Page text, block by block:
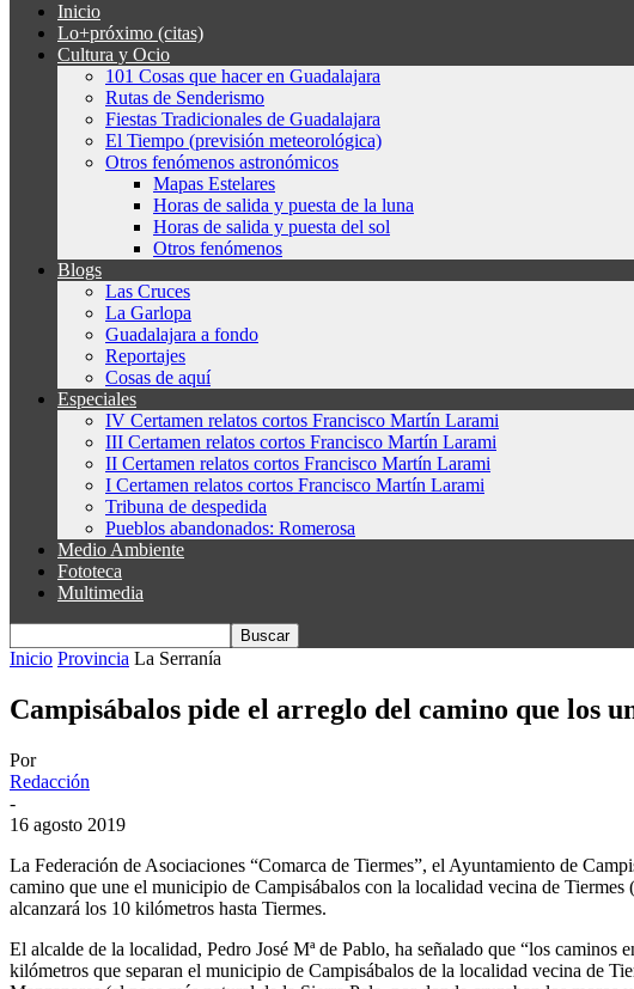
Inicio
Lo+próximo (citas)
Cultura y Ocio
101 Cosas que hacer en Guadalajara
Rutas de Senderismo
Fiestas Tradicionales de Guadalajara
El Tiempo (previsión meteorológica)
Otros fenómenos astronómicos
Mapas Estelares
Horas de salida y puesta de la luna
Horas de salida y puesta del sol
Otros fenómenos
Blogs
Las Cruces
La Garlopa
Guadalajara a fondo
Reportajes
Cosas de aquí
Especiales
IV Certamen relatos cortos Francisco Martín Larami
III Certamen relatos cortos Francisco Martín Larami
II Certamen relatos cortos Francisco Martín Larami
I Certamen relatos cortos Francisco Martín Larami
Tribuna de despedida
Pueblos abandonados: Romerosa
Medio Ambiente
Fototeca
Multimedia
Inicio Provincia La Serranía
Campisábalos pide el arreglo del camino que los
Por
Redacción
-
16 agosto 2019
La Federación de Asociaciones “Comarca de Tiermes”, el Ayuntamiento de
camino que une el municipio de Campisábalos con la localidad vecina de
alcanzará los 10 kilómetros hasta Tiermes.
El alcalde de la localidad, Pedro José Mª de Pablo, ha señalado que “los
kilómetros que separan el municipio de Campisábalos de la localidad vecina de